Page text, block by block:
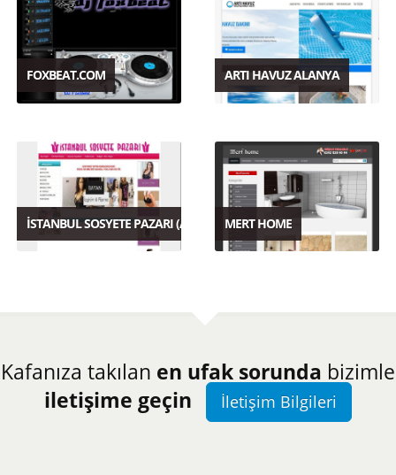
FOXBEAT.COM ARTI HAVUZ ALANYA
İSTANBUL SOSYETE PAZARI (ALANYA)MERT HOME
Kafanıza takılan en ufak sorunda bizimle
iletişime geçin
İletişim Bilgileri